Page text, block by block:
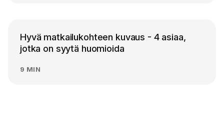
Hyvä matkailukohteen kuvaus - 4 asiaa,
jotka on syytä huomioida
9 MIN